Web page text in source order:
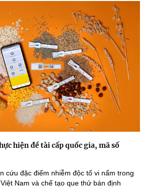
hiện đề tài cấp quốc gia, mã số
cứu đặc điểm nhiễm độc tố vi nấm trong
Nam và chế tạo que thử bán định